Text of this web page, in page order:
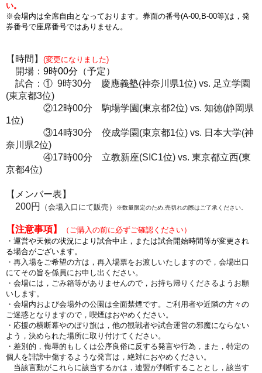
い。
※会場内は全席自由となっております。 券面の番号(A-00,B-00等)は，発
券番号で座席番号ではありません。
【時間】 (変更になりました)
開場： 9時00分 （予定）
試合：① 9時30分 慶應義塾(神奈川県1位) vs. 足立学園
(東京都3位)
②12時00分 駒場学園(東京都2位) vs. 知徳(静岡県
1位)
③14時30分 佼成学園(東京都1位) vs. 日本大学(神
奈川県2位)
④17時00分 立教新座(SIC1位) vs. 東京都立西(東
京都4位)
【メンバー表】
200円
（会場入口にて販売） ※数量限定のため,売切れの際はご了承ください。
【注意事項】 （ ご購入の前に必ずご確認ください）
・運営や天候の状況により試合中止，または試合開始時間等が変更され
る場合がございます。
・再入場をご希望の方は，再入場票をお渡しいたしますので，会場出口
にてその旨を係員にお申し出ください。
・会場には，ごみ箱等がありませんので，お持ち帰りくださるようお願
いします。
・会場内および会場外の公園は全面禁煙です。ご利用者や近隣の方々の
ご迷惑となりますので，喫煙はおやめください。
・応援の横断幕やのぼり旗は，他の観戦者や試合運営の邪魔にならない
よう，決められた場所に取り付けてください。
・差別的，侮辱的もしくは公序良俗に反する発言や行為，また，特定の
個人を誹謗中傷するような発言は，絶対におやめください。
当該言動がこれらに該当するかは，連盟が判断することとし，該当す